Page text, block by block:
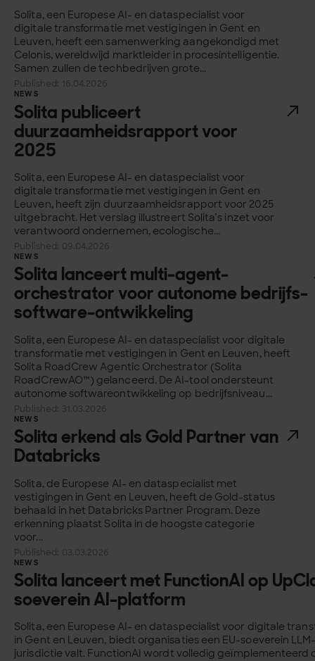
Solita, een Europese AI- en dataspecialist voor
digitale transformatie met vestigingen in Gent en
Leuven, heeft een samenwerking aangekondigd met
Celonis, wereldwijd marktleider in procesintelligentie.
Samen zullen de techbedrijven grote...
Published: 16.04.2026
NEWS
Solita publiceert
duurzaamheidsrapport voor
2025
Solita, een Europese AI- en dataspecialist voor
digitale transformatie met vestigingen in Gent en
Leuven, heeft zijn duurzaamheidsrapport voor 2025
uitgebracht. Het verslag illustreert Solita’s inzet voor
verantwoord ondernemen, ecologische...
Published: 09.04.2026
NEWS
Solita lanceert multi-agent-
orchestrator voor autonome bedrijfs­­
software-ontwikkeling
Solita, een Europese AI- en dataspecialist voor digitale
transformatie met vestigingen in Gent en Leuven, heeft
Solita RoadCrew Agentic Orchestrator (Solita
RoadCrewAO™) gelanceerd. De AI-tool ondersteunt
autonome softwareontwikkeling op bedrijfsniveau...
Published: 31.03.2026
NEWS
Solita erkend als Gold Partner van
Databricks
Solita, de Europese AI- en dataspecialist met
vestigingen in Gent en Leuven, heeft de Gold-status
behaald in het Databricks Partner Program. Deze
erkenning plaatst Solita in de hoogste categorie
voor...
Published: 03.03.2026
NEWS
Solita lanceert met FunctionAI op
soeverein AI-platform
Solita, een Europese AI- en dataspecialist voor digitale
in Gent en Leuven, biedt organisaties een EU-soeverein
jurisdictie valt. FunctionAI wordt volledig geïmplementeerd